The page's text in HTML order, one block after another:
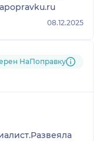
08.12.2025
НаПоправку